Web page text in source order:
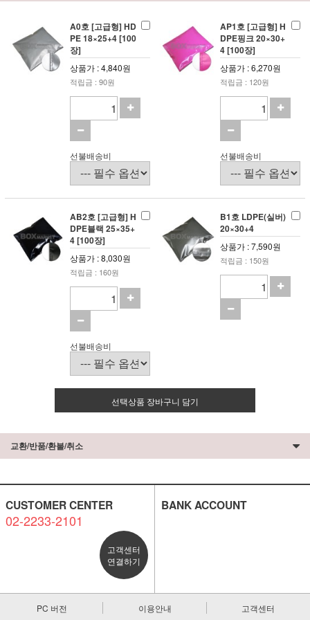
A0호 [고급형] HD
PE 18×25+4 [100
장]
상품가 : 4,840원
적립금 : 90원
선불배송비
AP1호 [고급형] H
DPE핑크 20×30+
4 [100장]
상품가 : 6,270원
적립금 : 120원
선불배송비
AB2호 [고급형] H
DPE블랙 25×35+
4 [100장]
상품가 : 8,030원
적립금 : 160원
선불배송비
B1호 LDPE(실버)
20×30+4
상품가 : 7,590원
적립금 : 150원
선택상품 장바구니 담기
교환/반품/환불/취소
CUSTOMER CENTER
02-2233-2101
고객센터
연결하기
BANK ACCOUNT
PC 버전 이용안내 고객센터